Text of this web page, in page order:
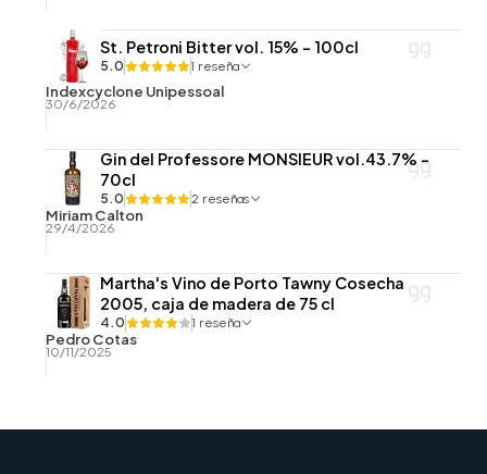
St. Petroni Bitter vol. 15% - 100cl
5.0 1 reseña
Indexcyclone Unipessoal
30/6/2026
Gin del Professore MONSIEUR vol.43.7% -
70cl
5.0 2 reseñas
Miriam Calton
29/4/2026
Martha's Vino de Porto Tawny Cosecha
2005, caja de madera de 75 cl
4.0 1 reseña
Pedro Cotas
10/11/2025